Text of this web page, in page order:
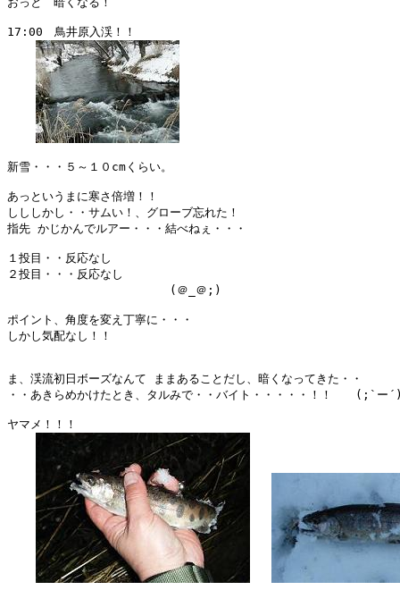
17:00　鳥井原入渓！！
新雪・・・５～１０cmくらい。
あっというまに寒さ倍増！！
しししかし・・サムい！、グローブ忘れた！
指先 かじかんでルアー・・・結べねぇ・・・
１投目・・反応なし
２投目・・・反応なし
(＠_＠;)
ポイント、角度を変え丁寧に・・・
しかし気配なし！！
ま、渓流初日ボーズなんて ままあることだし、暗くなってきた・・
・・あきらめかけたとき、タルみで・・バイト・・・・・！！　　
ヤマメ！！！